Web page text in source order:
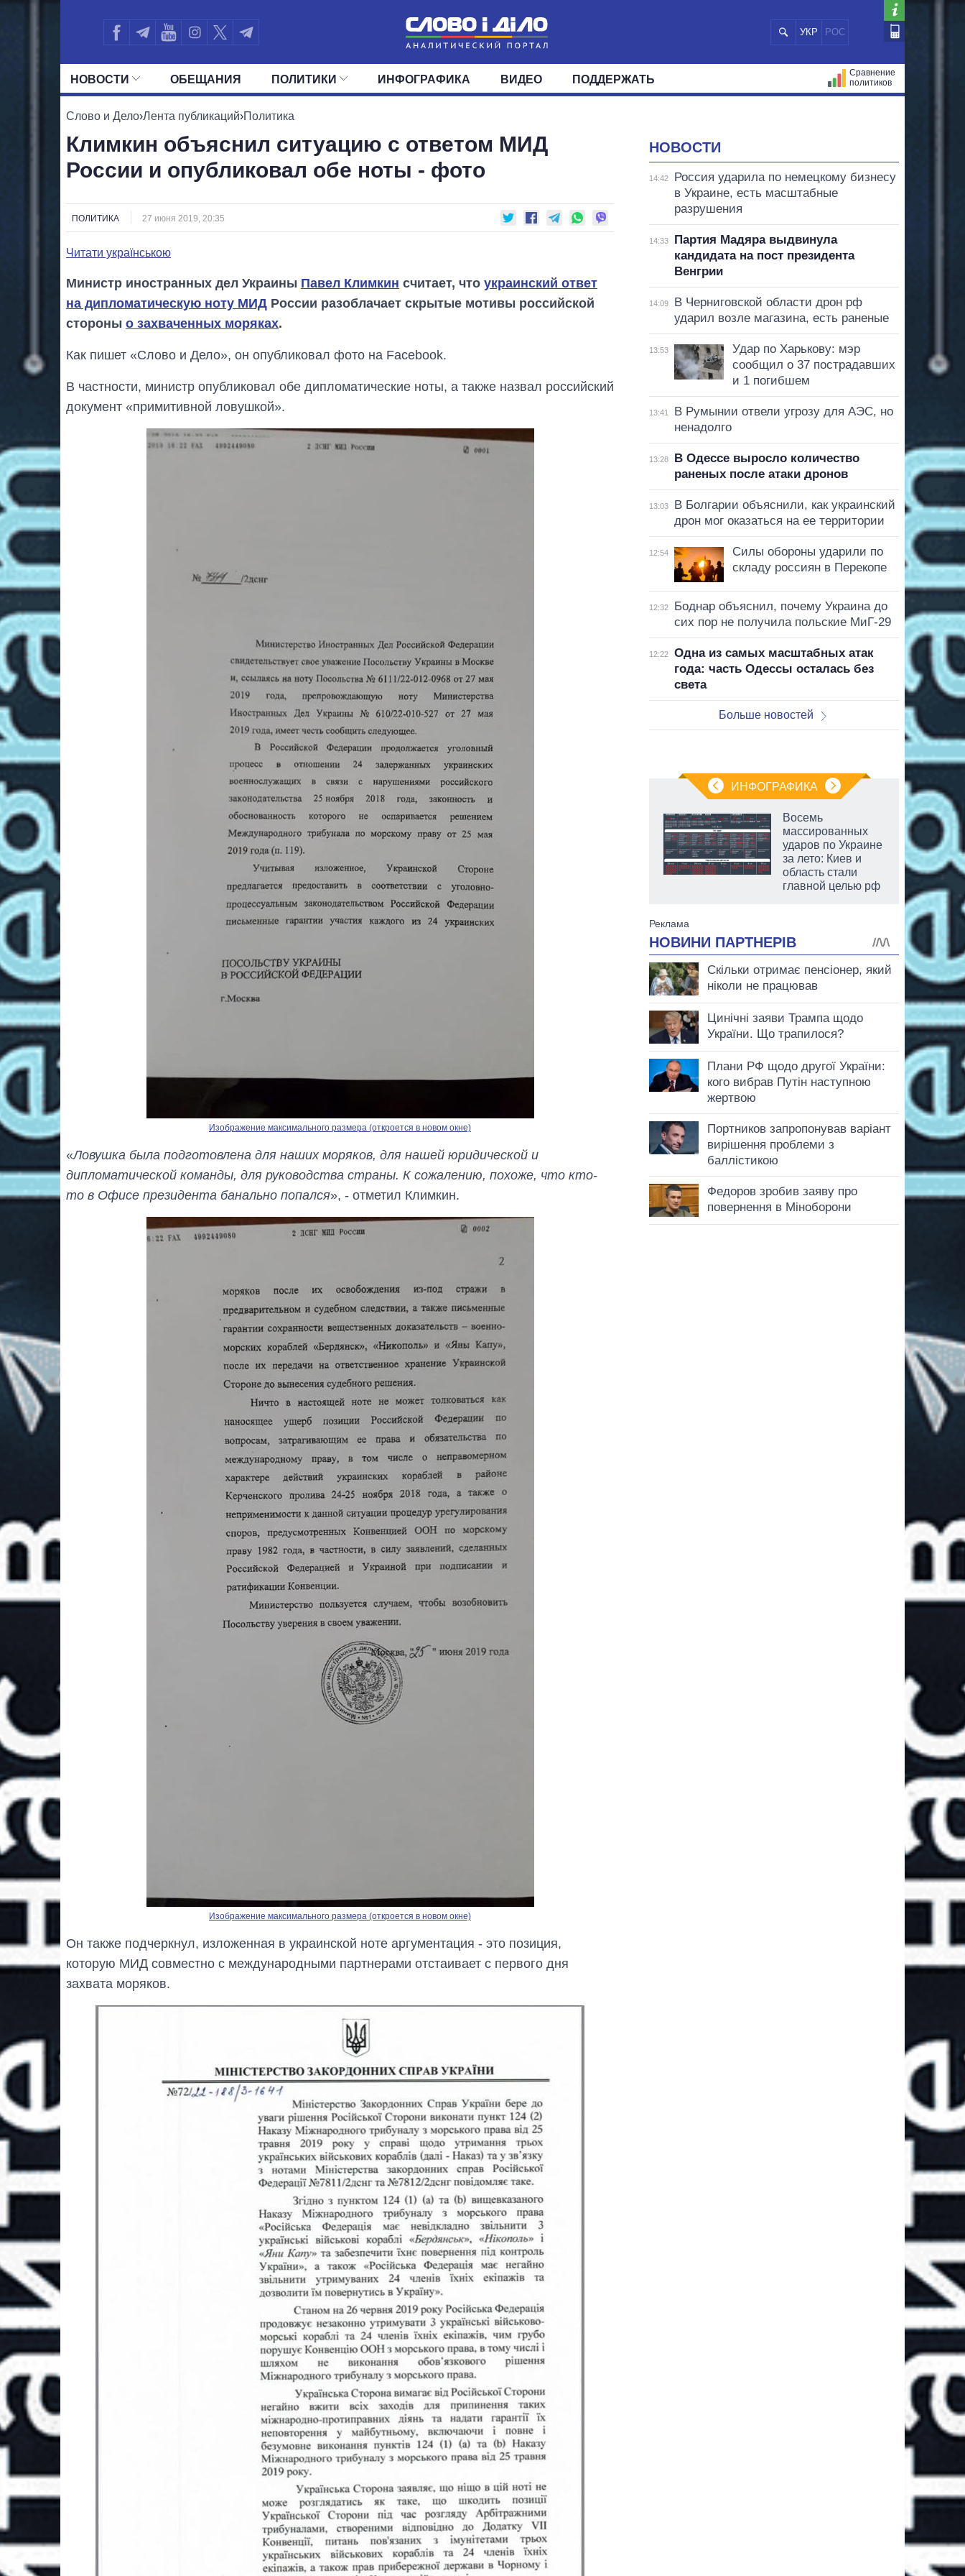
УКР РОС
НОВОСТИ
ПОЛИТИКА ЭКОНОМИКА ОБЩЕСТВО
ОБЕЩАНИЯ ПОЛИТИКИ
ВСЕ ПОЛИТИКИ ПРЕЗИДЕНТ И ОФИС
ДЕПУТАТЫ КОМИТЕТЫ ФРАКЦИИ
ИНФОГРАФИКА ВИДЕО ПОДДЕРЖАТЬ
Сравнение
политиков
Слово и Дело›Лента публикаций›Политика
Климкин объяснил ситуацию с ответом МИД
России и опубликовал обе ноты - фото
ПОЛИТИКА 27 июня 2019, 20:35
Читати українською
Министр иностранных дел Украины Павел Климкин считает, что украинский ответ
на дипломатическую ноту МИД России разоблачает скрытые мотивы российской
стороны о захваченных моряках.
Как пишет «Слово и Дело», он опубликовал фото на Facebook.
В частности, министр опубликовал обе дипломатические ноты, а также назвал российский
документ «примитивной ловушкой».
Изображение максимального размера (откроется в новом окне)
«Ловушка была подготовлена ​​для наших моряков, для нашей юридической и
дипломатической команды, для руководства страны. К сожалению, похоже, что кто-
то в Офисе президента банально попался», - отметил Климкин.
Изображение максимального размера (откроется в новом окне)
Он также подчеркнул, изложенная в украинской ноте аргументация - это позиция,
которую МИД совместно с международными партнерами отстаивает с первого дня
захвата моряков.
НОВОСТИ
14:42
Россия ударила по немецкому бизнесу
в Украине, есть масштабные
разрушения
14:33
Партия Мадяра выдвинула
кандидата на пост президента
Венгрии
14:09
В Черниговской области дрон рф
ударил возле магазина, есть раненые
13:53
Удар по Харькову: мэр
сообщил о 37 пострадавших
и 1 погибшем
13:41
В Румынии отвели угрозу для АЭС, но
ненадолго
13:28
В Одессе выросло количество
раненых после атаки дронов
13:03
В Болгарии объяснили, как украинский
дрон мог оказаться на ее территории
12:54
Силы обороны ударили по
складу россиян в Перекопе
12:32
Боднар объяснил, почему Украина до
сих пор не получила польские МиГ-29
12:22
Одна из самых масштабных атак
года: часть Одессы осталась без
света
Больше новостей
ИНФОГРАФИКА
аспирантуру
Восемь
массированных
ударов по Украине
за лето: Киев и
область стали
главной целью рф